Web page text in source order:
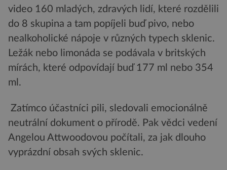
video 160 mladých, zdravých lidí, které rozdělili
do 8 skupina a tam popíjeli buď pivo, nebo
nealkoholické nápoje v různých typech sklenic.
Ležák nebo limonáda se podávala v britských
mírách, které odpovídají buď 177 ml nebo 354
ml.
Zatímco účastníci pili, sledovali emocionálně
neutrální dokument o přírodě. Pak vědci vedení
Angelou Attwoodovou počítali, za jak dlouho
vyprázdní obsah svých sklenic.